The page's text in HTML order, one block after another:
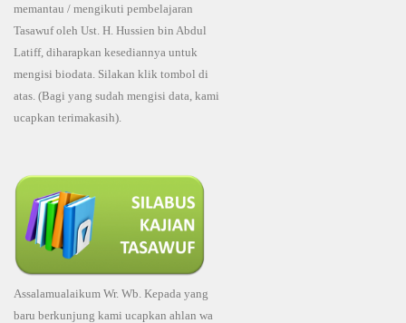
memantau / mengikuti pembelajaran
Tasawuf oleh Ust. H. Hussien bin Abdul
Latiff, diharapkan kesediannya untuk
mengisi biodata. Silakan klik tombol di
atas. (Bagi yang sudah mengisi data, kami
ucapkan terimakasih).
Assalamualaikum Wr. Wb. Kepada yang
baru berkunjung kami ucapkan ahlan wa